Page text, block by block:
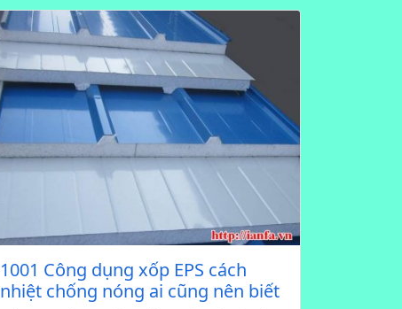
1001 Công dụng xốp EPS cách
nhiệt chống nóng ai cũng nên biết